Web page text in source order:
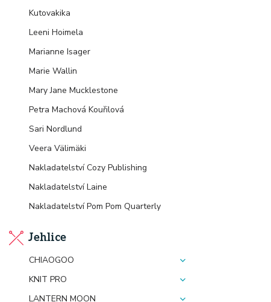
Kutovakika
Leeni Hoimela
Marianne Isager
Marie Wallin
Mary Jane Mucklestone
Petra Machová Kouřilová
Sari Nordlund
Veera Välimäki
Nakladatelství Cozy Publishing
Nakladatelství Laine
Nakladatelství Pom Pom Quarterly
Jehlice
CHIAOGOO
KNIT PRO
LANTERN MOON